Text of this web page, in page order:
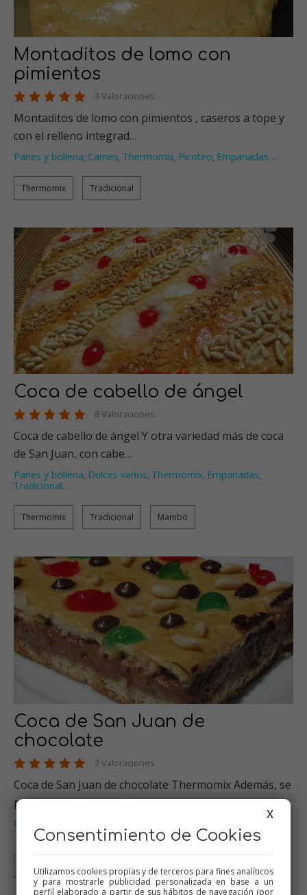
Montaditos de lomo con
pimientos
3 Valoraciones
Montaditos de lomo con pimientos , caseros a tope y
con el relleno integrad…
Panes y bolleria, Carnes, Thermomix, Picoteo, Empanadas…
Thermomix Tradicional
Coca de cabello de ángel
8 Valoraciones
Coca de cabello de ángel Y otra variedad más de coca
de San Juan, con cabe…
Panes y bolleria, Dulces varios, Thermomix, Empanadas,
Tradicional…
Thermomix Tradicional Mambo
Coca de San Juan de
chocolate
7 Valoraciones
Coca de San Juan de chocolate Thermomix Además, se
puede congelar y queda p…
Panes y bolleria
Tradicional
Thermomix Tradicional
X
Consentimiento de Cookies
Utilizamos cookies propias y de terceros para fines analíticos
y para mostrarle publicidad personalizada en base a un
perfil elaborado a partir de sus hábitos de navegación (por